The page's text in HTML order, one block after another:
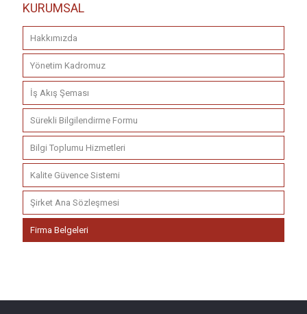
KURUMSAL
Hakkımızda
Yönetim Kadromuz
İş Akış Şeması
Sürekli Bilgilendirme Formu
Bilgi Toplumu Hizmetleri
Kalite Güvence Sistemi
Şirket Ana Sözleşmesi
Firma Belgeleri